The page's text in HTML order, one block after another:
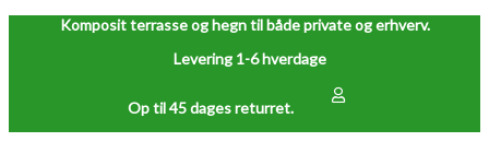
Komposit terrasse og hegn til både private og erhverv.
Levering 1-6 hverdage
Op til 45 dages returret.